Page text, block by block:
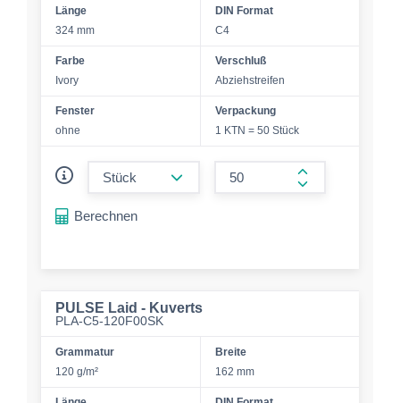
Länge
324 mm
DIN Format
C4
Farbe
Ivory
Verschluß
Abziehstreifen
Fenster
ohne
Verpackung
1 KTN = 50 Stück
form.increase-
Berechnen
PULSE Laid - Kuverts
PLA-C5-120F00SK
Grammatur
120 g/m²
Breite
162 mm